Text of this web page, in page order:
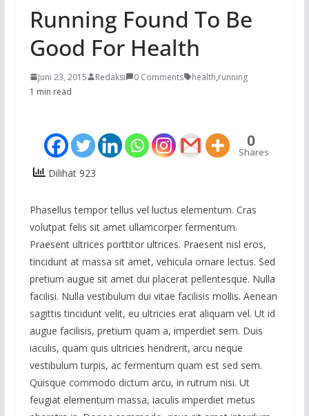
Running Found To Be
Good For Health
Juni 23, 2015 Redaksi 0 Comments health,running
1 min read
0
Shares
Dilihat 923
Phasellus tempor tellus vel luctus elementum. Cras
volutpat felis sit amet ullamcorper fermentum.
Praesent ultrices porttitor ultrices. Praesent nisl eros,
tincidunt at massa sit amet, vehicula ornare lectus. Sed
pretium augue sit amet dui placerat pellentesque. Nulla
facilisi. Nulla vestibulum dui vitae facilisis mollis. Aenean
sagittis tincidunt velit, eu ultricies erat aliquam vel. Ut id
augue facilisis, pretium quam a, imperdiet sem. Duis
iaculis, quam quis ultricies hendrerit, arcu neque
vestibulum turpis, ac fermentum quam est sed sem.
Quisque commodo dictum arcu, in rutrum nisi. Ut
feugiat elementum massa, iaculis imperdiet metus